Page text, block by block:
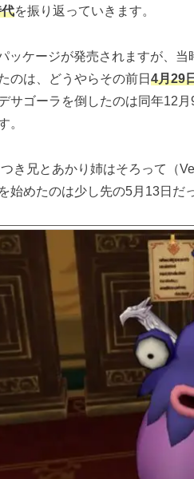
を振り返っていきます。
ッケージが発売されますが、当
のは、どうやらその前日 4月29
サゴーラを倒したのは同年12
。
き兄とあかり姉はそろって（
始めたのは少し先の5月13日だ